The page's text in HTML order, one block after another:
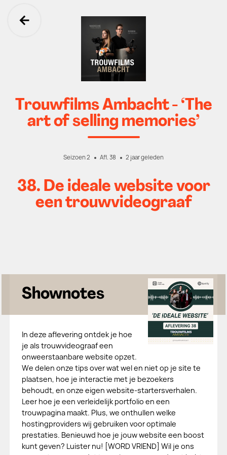
Ga terug
Trouwfilms Ambacht - ‘The
art of selling memories’
Seizoen 2 Afl. 38 2 jaar geleden
38. De ideale website voor
een trouwvideograaf
Shownotes
In deze aflevering ontdek je hoe
je als trouwvideograaf een
onweerstaanbare website opzet.
We delen onze tips over wat wel en niet op je site te
plaatsen, hoe je interactie met je bezoekers
behoudt, en onze eigen website-startersverhalen.
Leer hoe je een verleidelijk portfolio en een
trouwpagina maakt. Plus, we onthullen welke
hostingproviders wij gebruiken voor optimale
prestaties. Benieuwd hoe je jouw website een boost
kunt geven? Luister nu! [WORD VRIEND] Wil je ons